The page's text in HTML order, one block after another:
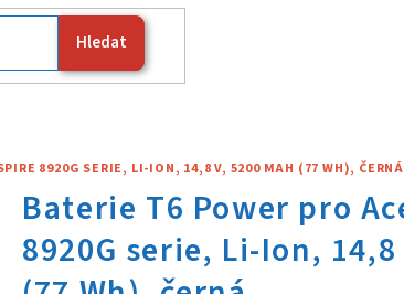
Hledat
8920G SERIE, LI-ION, 14,8 V, 5200 MAH (77 WH), ČERNÁ